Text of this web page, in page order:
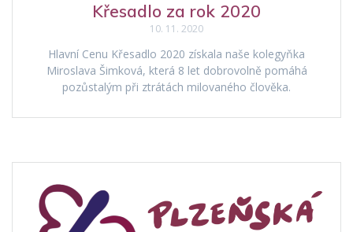
Křesadlo za rok 2020
10. 11. 2020
Hlavní Cenu Křesadlo 2020 získala naše kolegyňka
Miroslava Šimková, která 8 let dobrovolně pomáhá
pozůstalým při ztrátách milovaného člověka.